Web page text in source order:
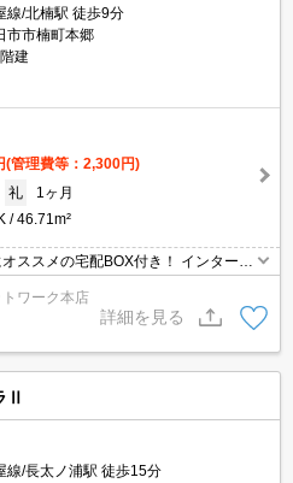
線/北楠駅 徒歩9分
市市楠町本郷
建
(管理費等：2,300円)
礼
1ヶ月
46.71m²
ススメの宅配BOX付き！ インターネ
手続き不要でご利用いただけます♪私
の方にもおすすめですよ♪
ワーク本店
詳細を見る
Ⅱ
線/長太ノ浦駅 徒歩15分